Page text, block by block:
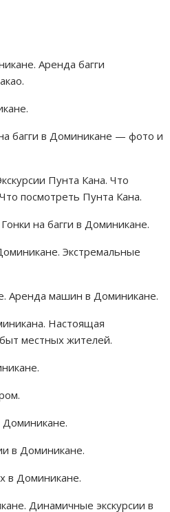
Аренда багги
багги в Доминикане — фото и
Пунта Кана. Что
посмотреть Пунта Кана.
на багги в Доминикане.
Экстремальные
Аренда машин в Доминикане.
Настоящая
местных жителей.
Доминикане.
в Доминикане.
в Доминикане.
Динамичные экскурсии в